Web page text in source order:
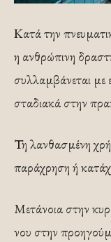
Κατά την
η ανθρώπινη
συλλαμβάνεται με
σταδιακά στην
Τη λανθασμένη
παράχρηση ή
Μετάνοια στην
νου στην